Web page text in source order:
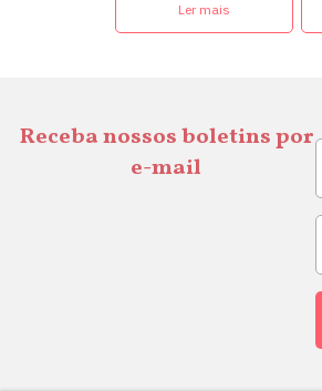
Ler mais
Receba nossos boletins por
e-mail